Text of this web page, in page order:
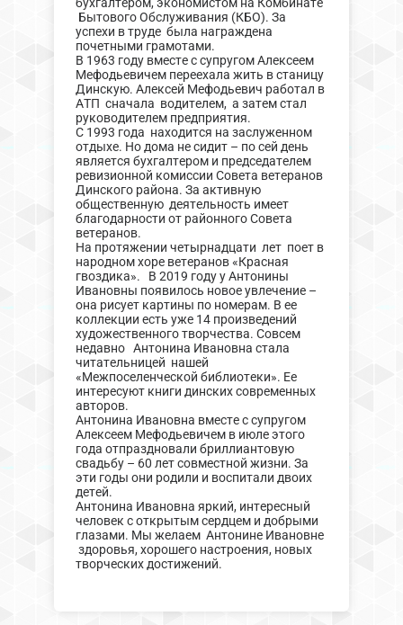
бухгалтером, экономистом на Комбинате
Бытового Обслуживания (КБО). За
успехи в труде была награждена
почетными грамотами.
В 1963 году вместе с супругом Алексеем
Мефодьевичем переехала жить в станицу
Динскую. Алексей Мефодьевич работал в
АТП сначала водителем, а затем стал
руководителем предприятия.
С 1993 года находится на заслуженном
отдыхе. Но дома не сидит – по сей день
является бухгалтером и председателем
ревизионной комиссии Совета ветеранов
Динского района. За активную
общественную деятельность имеет
благодарности от районного Совета
ветеранов.
На протяжении четырнадцати лет поет в
народном хоре ветеранов «Красная
гвоздика». В 2019 году у Антонины
Ивановны появилось новое увлечение –
она рисует картины по номерам. В ее
коллекции есть уже 14 произведений
художественного творчества. Совсем
недавно Антонина Ивановна стала
читательницей нашей
«Межпоселенческой библиотеки». Ее
интересуют книги динских современных
авторов.
Антонина Ивановна вместе с супругом
Алексеем Мефодьевичем в июле этого
года отпраздновали бриллиантовую
свадьбу – 60 лет совместной жизни. За
эти годы они родили и воспитали двоих
детей.
Антонина Ивановна яркий, интересный
человек с открытым сердцем и добрыми
глазами. Мы желаем Антонине Ивановне
здоровья, хорошего настроения, новых
творческих достижений.